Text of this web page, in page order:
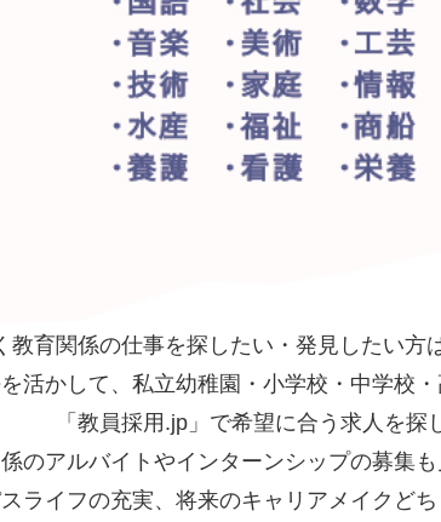
教育関係の仕事を探したい・発見したい方
活かして、私立幼稚園・小学校・中学校
「教員採用.jp」で希望に合う求人を探
のアルバイトやインターンシップの募集も
ライフの充実、将来のキャリアメイクど